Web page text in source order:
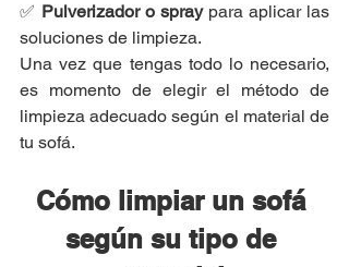
✅ Pulverizador o spray para aplicar las
soluciones de limpieza.
Una vez que tengas todo lo necesario,
es momento de elegir el método de
limpieza adecuado según el material de
tu sofá.
Cómo limpiar un sofá
según su tipo de